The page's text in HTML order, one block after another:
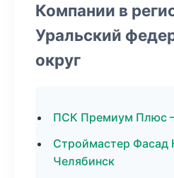
Компании в
Уральский
округ
ПСК Премиум Плюс
Строймастер Фасад
Челябинск